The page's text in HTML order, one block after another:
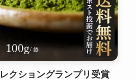
クショングランプリ受賞